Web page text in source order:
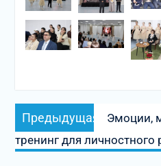
Навигация
по
записям
Предыдущая
запись:
Эмоции,
тренинг для личностного